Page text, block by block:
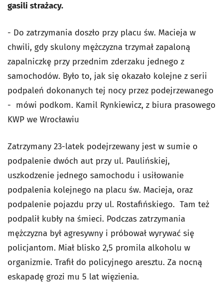
gasili strażacy.
- Do zatrzymania doszło przy placu św. Macieja w
chwili, gdy skulony mężczyzna trzymał zapaloną
zapalniczkę przy przednim zderzaku jednego z
samochodów. Było to, jak się okazało kolejne z serii
podpaleń dokonanych tej nocy przez podejrzewanego
- mówi podkom. Kamil Rynkiewicz, z biura prasowego
KWP we Wrocławiu
Zatrzymany 23-latek podejrzewany jest w sumie o
podpalenie dwóch aut przy ul. Paulińskiej,
uszkodzenie jednego samochodu i usiłowanie
podpalenia kolejnego na placu św. Macieja, oraz
podpalenie pojazdu przy ul. Rostafińskiego. Tam też
podpalił kubły na śmieci. Podczas zatrzymania
mężczyzna był agresywny i próbował wyrywać się
policjantom. Miał blisko 2,5 promila alkoholu w
organizmie. Trafił do policyjnego aresztu. Za nocną
eskapadę grozi mu 5 lat więzienia.